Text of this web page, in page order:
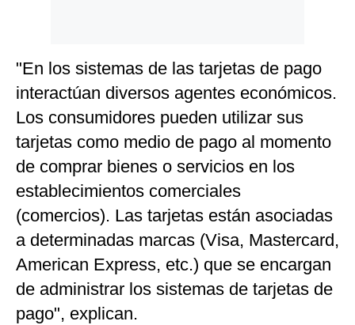
"En los sistemas de las tarjetas de pago
interactúan diversos agentes económicos.
Los consumidores pueden utilizar sus
tarjetas como medio de pago al momento
de comprar bienes o servicios en los
establecimientos comerciales
(comercios). Las tarjetas están asociadas
a determinadas marcas (Visa, Mastercard,
American Express, etc.) que se encargan
de administrar los sistemas de tarjetas de
pago", explican.